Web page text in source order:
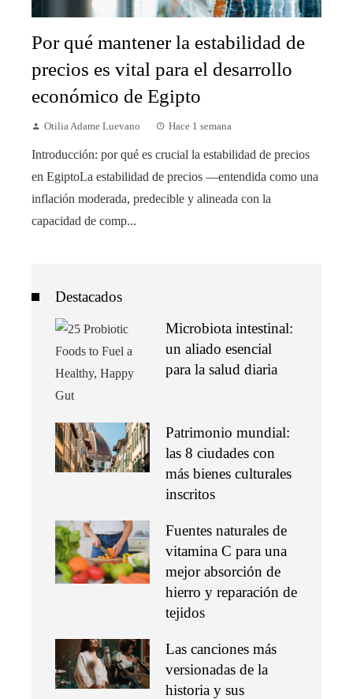
Por qué mantener la estabilidad de
precios es vital para el desarrollo
económico de Egipto
Otilia Adame Luevano Hace 1 semana
Introducción: por qué es crucial la estabilidad de precios
en EgiptoLa estabilidad de precios —entendida como una
inflación moderada, predecible y alineada con la
capacidad de comp...
Destacados
Microbiota intestinal:
un aliado esencial
para la salud diaria
Patrimonio mundial:
las 8 ciudades con
más bienes culturales
inscritos
Fuentes naturales de
vitamina C para una
mejor absorción de
hierro y reparación de
tejidos
Las canciones más
versionadas de la
historia y sus